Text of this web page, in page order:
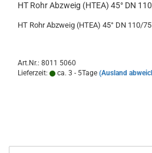
HT Rohr Abzweig (HTEA) 45° DN
HT Rohr Abzweig (HTEA) 45° DN 110/75
Art.Nr.: 8011 5060
Lieferzeit:
ca. 3 - 5Tage (Ausland